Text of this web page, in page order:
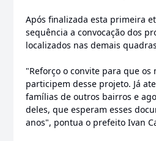
Após finalizada esta primeira
sequência a convocação dos
localizados nas demais
"Reforço o convite para que os
participem desse projeto. Já
famílias de outros bairros e
deles, que esperam esses
anos", pontua o prefeito Ivan